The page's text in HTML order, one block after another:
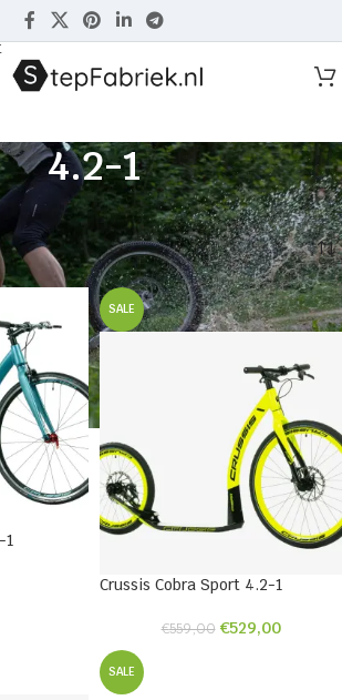
4.2-1
“4.2-1” Toont alle 5 resultaten
1
SALE
Crussis Cobra Sport 4.2-1
€559,00 €529,00
SALE